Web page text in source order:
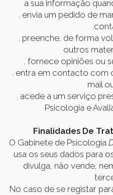
a sua informação
. envia um pedido de
. preenche, de forma
outros
. fornece opiniões ou
. entra em contacto com
mail
. acede a um serviço
Psicologia e
Finalidades De
O Gabinete de Psicologia
usa os seus dados para
divulga, não vende,
No caso de se registar